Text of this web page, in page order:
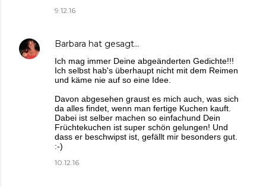
9.12.16
Barbara hat gesagt…
Ich mag immer Deine abgeänderten Gedichte!!!
Ich selbst hab's überhaupt nicht mit dem Reimen
und käme nie auf so eine Idee.
Davon abgesehen graust es mich auch, was sich
da alles findet, wenn man fertige Kuchen kauft.
Dabei ist selber machen so einfachund Dein
Früchtekuchen ist super schön gelungen! Und
dass er beschwipst ist, gefällt mir besonders gut.
:-)
10.12.16